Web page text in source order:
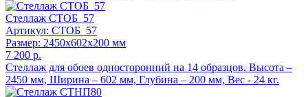
Стеллаж СТОБ_57
Артикул: СТОБ_57
Размер: 2450x602x200 мм
7 200 р.
Стеллаж для обоев односторонний на 14 образцов. Высота –
2450 мм, Ширина – 602 мм, Глубина – 200 мм, Вес - 24 кг.